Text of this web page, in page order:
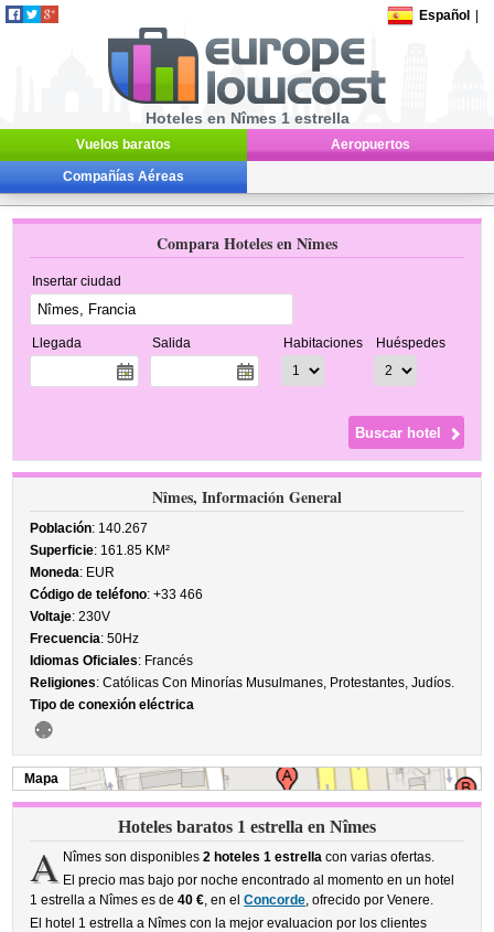
Español
Hoteles en Nîmes 1 estrella
Vuelos baratos Aeropuertos
Compañías Aéreas
Compara Hoteles en Nîmes
Insertar ciudad
Llegada Salida Habitaciones Huéspedes
Nîmes, Información General
Población: 140.267
Superficie: 161.85 KM²
Moneda: EUR
Código de teléfono: +33 466
Voltaje: 230V
Frecuencia: 50Hz
Idiomas Oficiales: Francés
Religiones: Católicas Con Minorías Musulmanes, Protestantes, Judíos.
Tipo de conexión eléctrica
Mapa
Hoteles baratos 1 estrella en Nîmes
A Nîmes son disponibles 2 hoteles 1 estrellacon varias ofertas.
El precio mas bajo por noche encontrado al momento en un hotel
1 estrella a Nîmes es de40 €, en elConcorde, ofrecido por Venere.
El hotel 1 estrella a Nîmes con la mejor evaluacion por los clientes